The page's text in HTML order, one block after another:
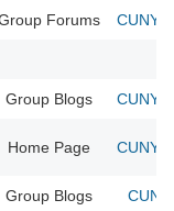
Forums CUNY
Group Blogs CUNY
Home Page CUNY
Group Blogs